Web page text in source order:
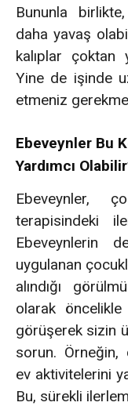
Bununla
daha yavaş
kalıplar çoktan
Yine de işinde
etmeniz
Ebeveynler Bu
Yardımcı
Ebeveynler,
terapisindeki
Ebeveynlerin
uygulanan
alındığı
olarak öncelikle
görüşerek sizin
sorun. Örneğin,
ev aktivitelerini
Bu, sürekli